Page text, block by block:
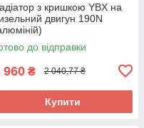
з кришкою YBX на
двигун 190N
до відправки
960 ₴ 2 040,77 ₴
Купити